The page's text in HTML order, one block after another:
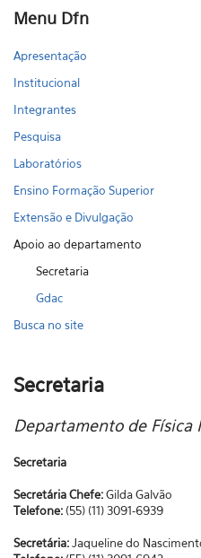
Menu Dfn
Apresentação
Institucional
Integrantes
Pesquisa
Laboratórios
Ensino Formação Superior
Extensão e Divulgação
Apoio ao departamento
Secretaria
Gdac
Busca no site
Secretaria
Departamento de Física
Secretaria
Secretária Chefe:Gilda Galvão
Telefone: (55) (11) 3091-6939
Secretária:Jaqueline do